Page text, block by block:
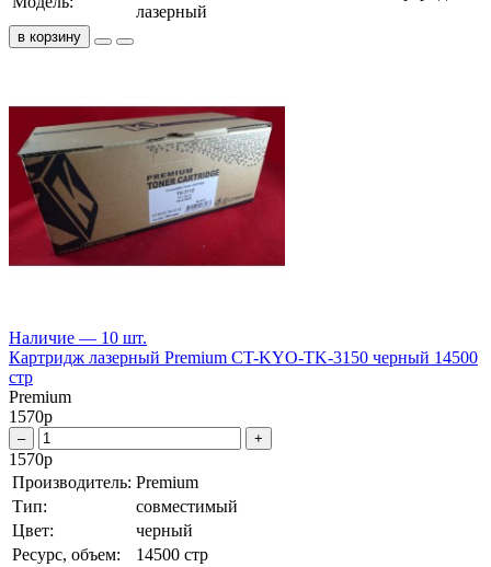
лазерный
в корзину
Наличие — 10 шт.
Картридж лазерный Premium CT-KYO-TK-3150 черный 14500
стр
Premium
1570р
– +
1570р
Производитель: Premium
Тип:
совместимый
Цвет:
черный
Ресурс, объем:
14500 стр